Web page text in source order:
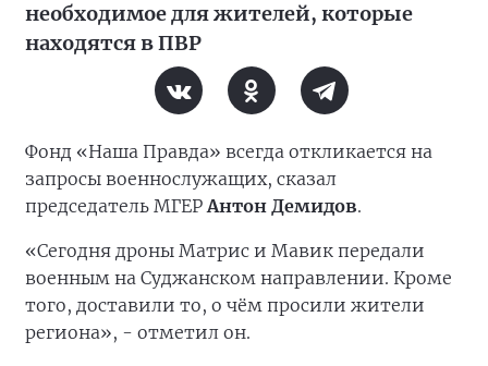
необходимое для жителей, которые
находятся в ПВР
Фонд «Наша Правда» всегда откликается на
запросы военнослужащих, сказал
председатель МГЕРАнтон Демидов.
«Сегодня дроны Матрис и Мавик передали
военным на Суджанском направлении. Кроме
того, доставили то, о чём просили жители
региона», - отметил он.